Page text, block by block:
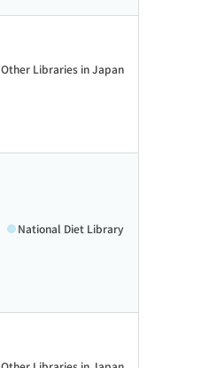
Other Libraries in Japan
National Diet Library